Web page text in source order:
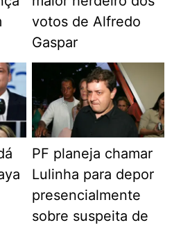
votos de Alfredo
Gaspar
PF planeja chamar
Lulinha para depor
presencialmente
sobre suspeita de